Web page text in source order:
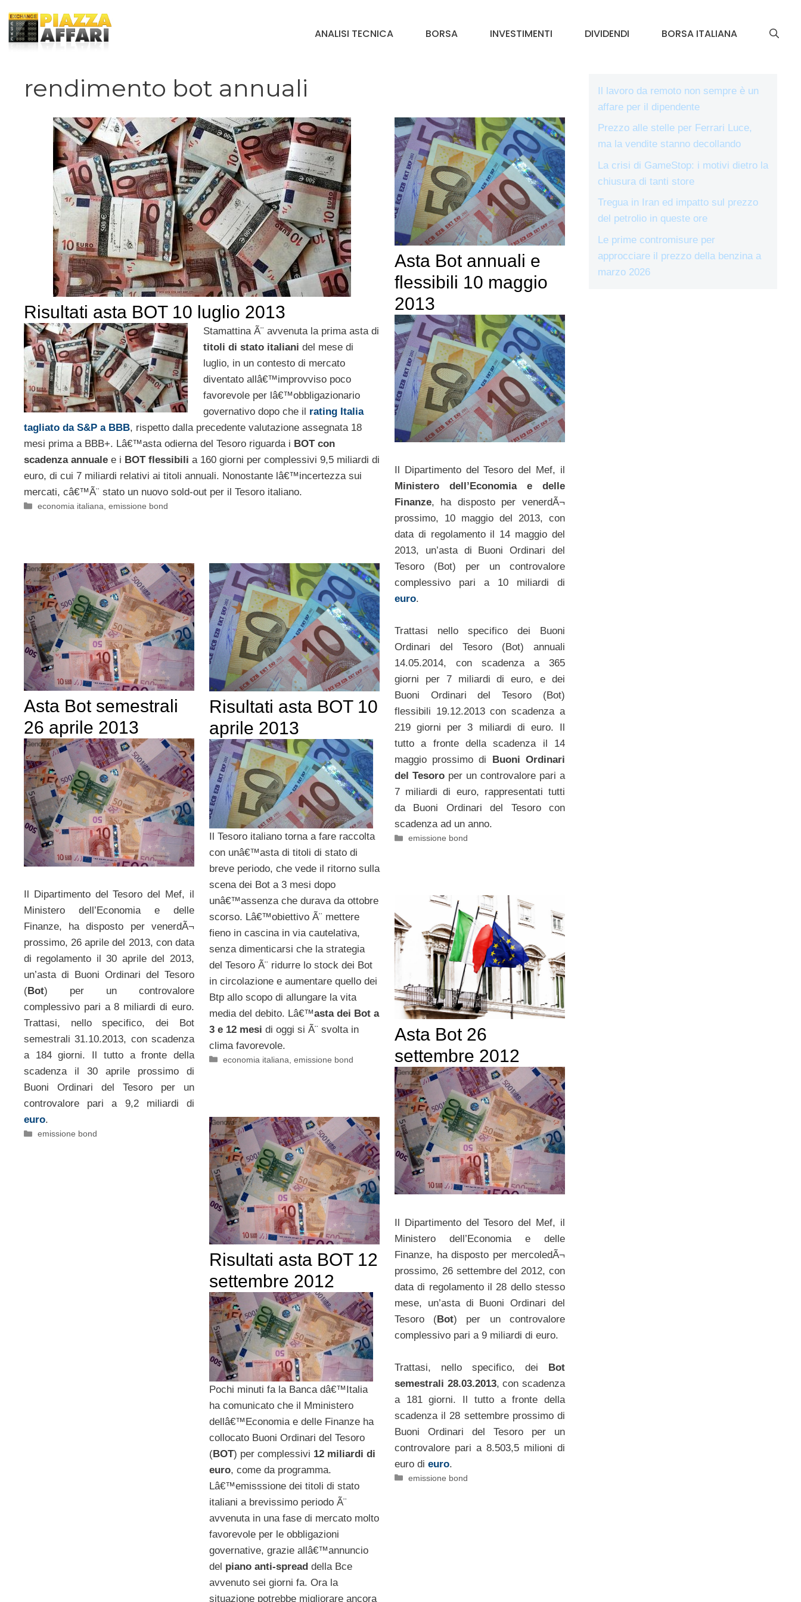
contenuto
ANALISI TECNICA BORSA INVESTIMENTI DIVIDENDI BORSA ITALIANA
rendimento bot annuali
Risultati asta BOT 10 luglio 2013
Stamattina Ã¨ avvenuta la prima asta di
titoli di stato italiani del mese di
luglio, in un contesto di mercato
diventato allâ€™improvviso poco
favorevole per lâ€™obbligazionario
governativo dopo che il rating Italia
tagliato da S&P a BBB, rispetto dalla precedente valutazione assegnata 18
mesi prima a BBB+. Lâ€™asta odierna del Tesoro riguarda i BOT con
scadenza annuale e i BOT flessibili a 160 giorni per complessivi 9,5 miliardi di
euro, di cui 7 miliardi relativi ai titoli annuali. Nonostante lâ€™incertezza sui
mercati, câ€™Ã¨ stato un nuovo sold-out per il Tesoro italiano.
Categorie
economia italiana ,emissione bond
Asta Bot annuali e
flessibili 10 maggio
2013
Il Dipartimento del Tesoro del Mef, il
Ministero dell’Economia e delle
Finanze, ha disposto per venerdÃ¬
prossimo, 10 maggio del 2013, con
data di regolamento il 14 maggio del
2013, un’asta di Buoni Ordinari del
Tesoro (Bot) per un controvalore
complessivo pari a 10 miliardi di
euro.
Trattasi nello specifico dei Buoni
Ordinari del Tesoro (Bot) annuali
14.05.2014, con scadenza a 365
giorni per 7 miliardi di euro, e dei
Buoni Ordinari del Tesoro (Bot)
flessibili 19.12.2013 con scadenza a
219 giorni per 3 miliardi di euro. Il
tutto a fronte della scadenza il 14
maggio prossimo di
Buoni Ordinari
del Tesoroper un controvalore pari a
7 miliardi di euro, rappresentati tutti
da Buoni Ordinari del Tesoro con
scadenza ad un anno.
Categorie
emissione bond
Asta Bot semestrali
26 aprile 2013
Il Dipartimento del Tesoro del Mef, il
Ministero dell’Economia e delle
Finanze, ha disposto per venerdÃ¬
prossimo, 26 aprile del 2013, con data
di regolamento il 30 aprile del 2013,
un’asta di Buoni Ordinari del Tesoro
(Bot) per un controvalore
complessivo pari a 8 miliardi di euro.
Trattasi, nello specifico, dei Bot
semestrali 31.10.2013, con scadenza
a 184 giorni. Il tutto a fronte della
scadenza il 30 aprile prossimo di
Buoni Ordinari del Tesoro per un
controvalore pari a 9,2 miliardi di
euro.
Categorie
emissione bond
Risultati asta BOT 10
aprile 2013
Il Tesoro italiano torna a fare raccolta
con unâ€™asta di titoli di stato di
breve periodo, che vede il ritorno sulla
scena dei Bot a 3 mesi dopo
unâ€™assenza che durava da ottobre
scorso. Lâ€™obiettivo Ã¨ mettere
fieno in cascina in via cautelativa,
senza dimenticarsi che la strategia
del Tesoro Ã¨ ridurre lo stock dei Bot
in circolazione e aumentare quello dei
Btp allo scopo di allungare la vita
media del debito. Lâ€™asta dei Bot a
3 e 12 mesi di oggi si Ã¨ svolta in
clima favorevole.
Categorie
economia italiana ,emissione bond
Asta Bot 26
settembre 2012
Il Dipartimento del Tesoro del Mef, il
Ministero dell’Economia e delle
Finanze, ha disposto per mercoledÃ¬
prossimo, 26 settembre del 2012, con
data di regolamento il 28 dello stesso
mese, un’asta di Buoni Ordinari del
Tesoro (Bot) per un controvalore
complessivo pari a 9 miliardi di euro.
Trattasi, nello specifico, dei Bot
semestrali 28.03.2013, con scadenza
a 181 giorni. Il tutto a fronte della
scadenza il 28 settembre prossimo di
Buoni Ordinari del Tesoro per un
controvalore pari a 8.503,5 milioni di
euro di euro.
Categorie
emissione bond
Risultati asta BOT 12
settembre 2012
Pochi minuti fa la Banca dâ€™Italia
ha comunicato che il Mministero
dellâ€™Economia e delle Finanze ha
collocato Buoni Ordinari del Tesoro
(BOT) per complessivi 12 miliardi di
euro, come da programma.
Lâ€™emisssione dei titoli di stato
italiani a brevissimo periodo Ã¨
avvenuta in una fase di mercato molto
favorevole per le obbligazioni
governative, grazie allâ€™annuncio
del piano anti-spread della Bce
avvenuto sei giorni fa. Ora la
situazione potrebbe migliorare ancora
Il lavoro da remoto non sempre è un
affare per il dipendente
Prezzo alle stelle per Ferrari Luce,
ma la vendite stanno decollando
La crisi di GameStop: i motivi dietro la
chiusura di tanti store
Tregua in Iran ed impatto sul prezzo
del petrolio in queste ore
Le prime contromisure per
approcciare il prezzo della benzina a
marzo 2026